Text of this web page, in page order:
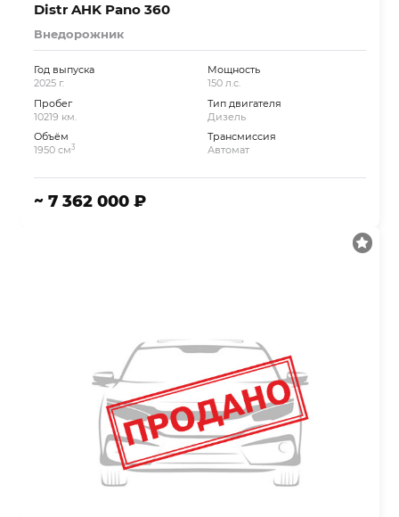
Distr AHK Pano 360
Внедорожник
Год выпуска
2025 г.
Пробег
10219 км.
Объём
1950 см3
Мощность
150 л.с.
Тип двигателя
Дизель
Трансмиссия
Автомат
~ 7 362 000 ₽